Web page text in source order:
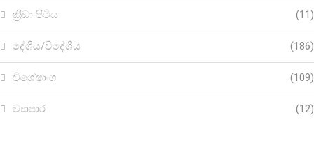
ක්‍රීඩා පිටිය (11)
දේශීය/විදේශීය (186)
විශේෂාංග (109)
ව්‍යාපාර (12)